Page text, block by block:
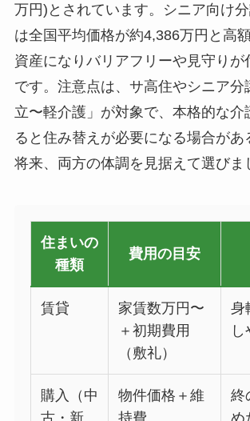
万円)とされています。シニア向け
は全国平均価格が約4,386万円と高
資産になりバリアフリーや見守りが
です。注意点は、サ高住やシニア分
立〜軽介護」が対象で、本格的な介
ると住み替えが必要になる場合があ
将来、両方の体調を見据えて選びま
住まいの
種類
費用の目安
賃貸
家賃数万円〜
＋初期費用
（敷礼）
身
購入（中
古・新
物件価格＋維
持費
終
め